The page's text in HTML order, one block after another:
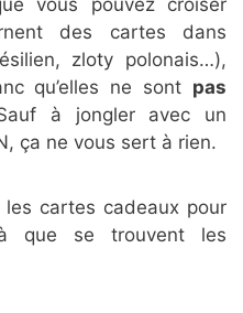
des cartes dans
zloty polonais…),
qu’elles ne sont pas
à jongler avec un
ça ne vous sert à rien.
cartes cadeaux pour
que se trouvent les